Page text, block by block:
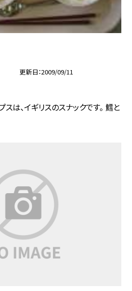
更新日 2009/09/11
スは、イギリスのスナックです。 鱈と